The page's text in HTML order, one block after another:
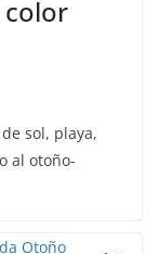
color
sol, playa,
al otoño-